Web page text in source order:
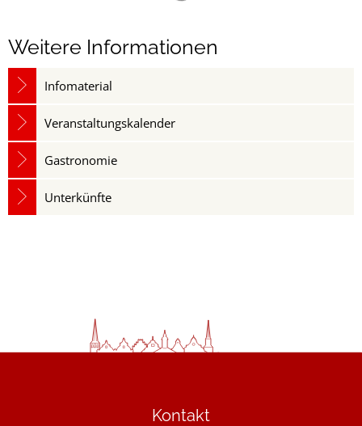
Weitere Informationen
Infomaterial
Veranstaltungskalender
Gastronomie
Unterkünfte
Kontakt